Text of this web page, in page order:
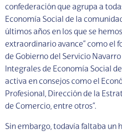
confederación que agrupa a
Economía Social de la
últimos años en los que se
extraordinario avance” como el
de Gobierno del Servicio
Integrales de Economía Social
activa en consejos como el
Profesional, Dirección de la
de Comercio, entre otros”.
Sin embargo, todavía faltaba un